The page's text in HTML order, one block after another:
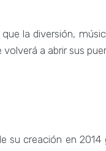
la diversión,
a abrir sus
su creación en